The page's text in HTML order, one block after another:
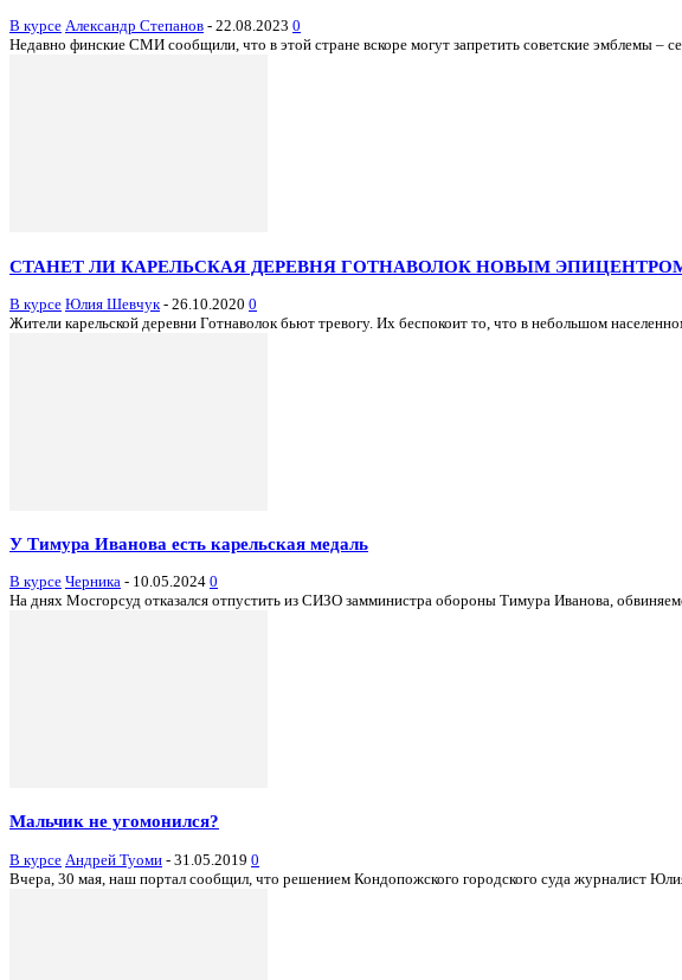
В курсе Александр Степанов - 22.08.2023 0
Недавно финские СМИ сообщили, что в этой стране вскоре могут запретить советские эмблемы –
СТАНЕТ ЛИ КАРЕЛЬСКАЯ ДЕРЕВНЯ ГОТНАВОЛОК НОВЫМ
В курсе Юлия Шевчук - 26.10.2020 0
Жители карельской деревни Готнаволок бьют тревогу. Их беспокоит то, что в небольшом
У Тимура Иванова есть карельская медаль
В курсе Черника - 10.05.2024 0
На днях Мосгорсуд отказался отпустить из СИЗО замминистра обороны Тимура Иванова,
Мальчик не угомонился?
В курсе Андрей Туоми - 31.05.2019 0
Вчера, 30 мая, наш портал сообщил, что решением Кондопожского городского суда журналист